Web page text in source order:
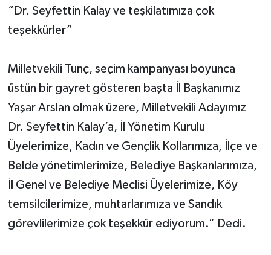
“Dr. Seyfettin Kalay ve teşkilatımıza çok
teşekkürler”
Milletvekili Tunç, seçim kampanyası boyunca
üstün bir gayret gösteren başta İl Başkanımız
Yaşar Arslan olmak üzere, Milletvekili Adayımız
Dr. Seyfettin Kalay’a, İl Yönetim Kurulu
Üyelerimize, Kadın ve Gençlik Kollarımıza, İlçe ve
Belde yönetimlerimize, Belediye Başkanlarımıza,
İl Genel ve Belediye Meclisi Üyelerimize, Köy
temsilcilerimize, muhtarlarımıza ve Sandık
görevlilerimize çok teşekkür ediyorum.” Dedi.